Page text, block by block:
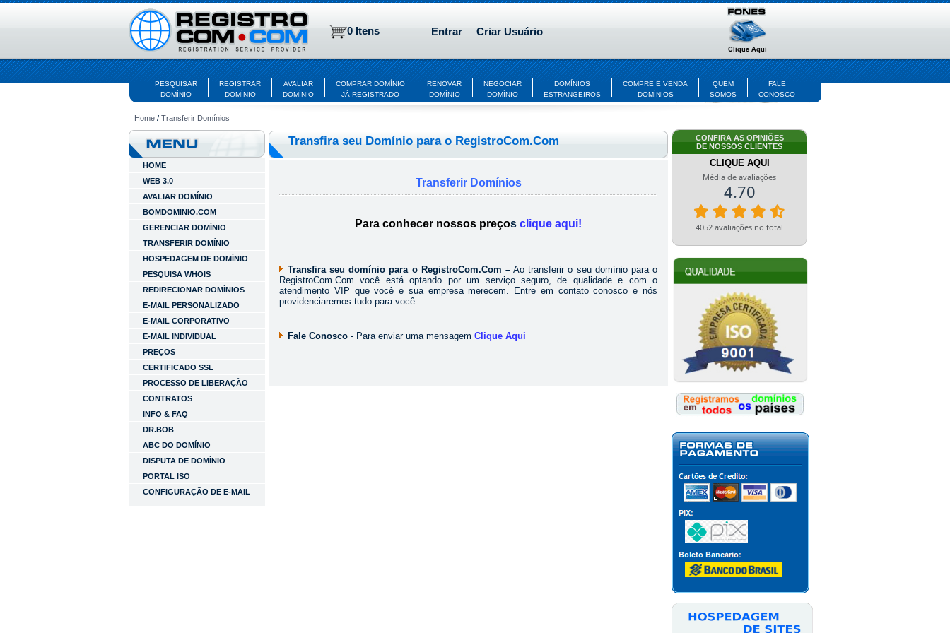
0 Itens Entrar Criar Usuário
PESQUISAR
DOMÍNIO
REGISTRAR
DOMÍNIO
AVALIAR
DOMÍNIO
COMPRAR DOMÍNIO
JÁ REGISTRADO
RENOVAR
DOMÍNIO
NEGOCIAR
DOMÍNIO
DOMÍNIOS
ESTRANGEIROS
COMPRE E VENDA
DOMÍNIOS
QUEM
SOMOS
FALE
CONOSCO
Home /Transferir Domínios
HOME
WEB 3.0
AVALIAR DOMÍNIO
BOMDOMINIO.COM
GERENCIAR DOMÍNIO
TRANSFERIR DOMÍNIO
HOSPEDAGEM DE DOMÍNIO
PESQUISA WHOIS
REDIRECIONAR DOMÍNIOS
E-MAIL PERSONALIZADO
E-MAIL CORPORATIVO
E-MAIL INDIVIDUAL
PREÇOS
CERTIFICADO SSL
PROCESSO DE LIBERAÇÃO
CONTRATOS
INFO & FAQ
DR.BOB
ABC DO DOMÍNIO
DISPUTA DE DOMÍNIO
PORTAL ISO
CONFIGURAÇÃO DE E-MAIL
Transfira seu Domínio para o RegistroCom.Com
Transferir Domínios
Para conhecer nossos preços clique aqui!
Transfira seu domínio para o RegistroCom.Com –Ao transferir o seu domínio para o
RegistroCom.Com você está optando por um serviço seguro, de qualidade e com o
atendimento VIP que você e sua empresa merecem. Entre em contato conosco e nós
providenciaremos tudo para você.
Fale Conosco - Para enviar uma mensagem Clique Aqui
CONFIRA AS OPINIÕES
DE NOSSOS CLIENTES
CLIQUE AQUI